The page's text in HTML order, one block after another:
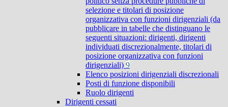
selezione e titolari di posizione
organizzativa con funzioni dirigenziali (da
pubblicare in tabelle che distinguano le
seguenti situazioni: dirigenti, dirigenti
individuati discrezionalmente, titolari di
posizione organizzativa con funzioni
dirigenziali) 9
Elenco posizioni dirigenziali discrezionali
Posti di funzione disponibili
Ruolo dirigenti
Dirigenti cessati